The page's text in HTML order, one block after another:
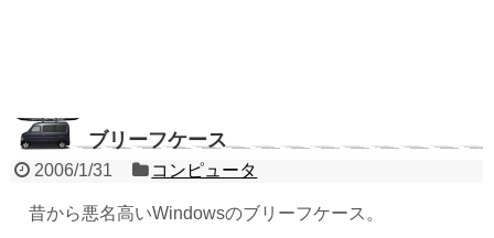
ブリーフケース
2006/1/31 コンピュータ
昔から悪名高いWindowsのブリーフケース。